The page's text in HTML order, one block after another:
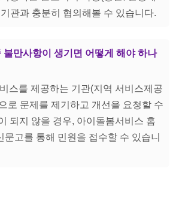
관과 충분히 협의해볼 수 있습니다.
불만사항이 생기면 어떻게 해야 하나
스를 제공하는 기관(지역 서비스제공
로 문제를 제기하고 개선을 요청할 수
되지 않을 경우, 아이돌봄서비스 홈
문고를 통해 민원을 접수할 수 있습니